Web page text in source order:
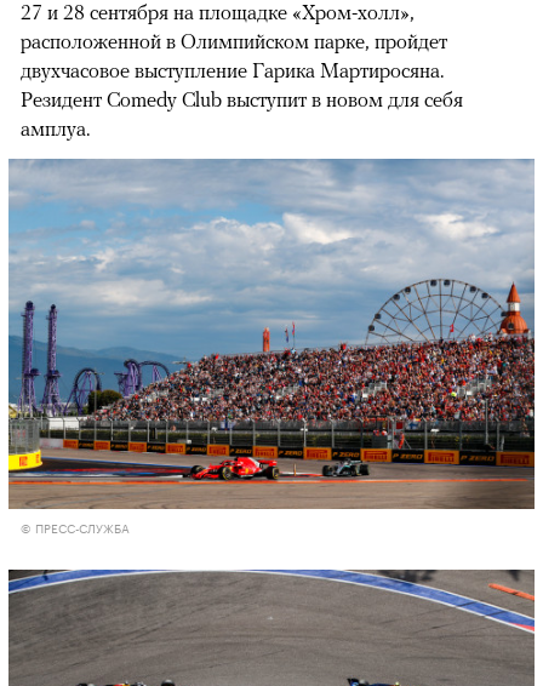
27 и 28 сентября на площадке «Хром-холл»,
расположенной в Олимпийском парке, пройдет
двухчасовое выступление Гарика Мартиросяна.
Резидент Comedy Club выступит в новом для себя
амплуа.
© ПРЕСС-СЛУЖБА